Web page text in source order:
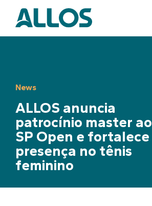
content
News
ALLOS anuncia
patrocínio master ao
SP Open e fortalece
presença no tênis
feminino